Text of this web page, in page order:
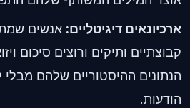
ארכיונאים דיגיטליים: אנשים
קבוצתיים ותיקים ורוצים סיכום
הנתונים ההיסטוריים שלהם מבלי
הודעות.